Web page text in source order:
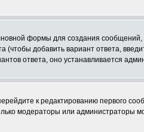
формы для создания
(чтобы добавить вариант ответа,
ответа, оно устанавливается
к редактированию первого
модераторы или администраторы